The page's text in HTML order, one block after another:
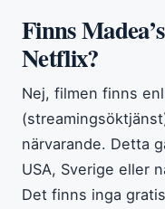
Finns
Netflix?
Nej, filmen finns
närvarande. Detta
USA, Sverige eller
Det finns inga